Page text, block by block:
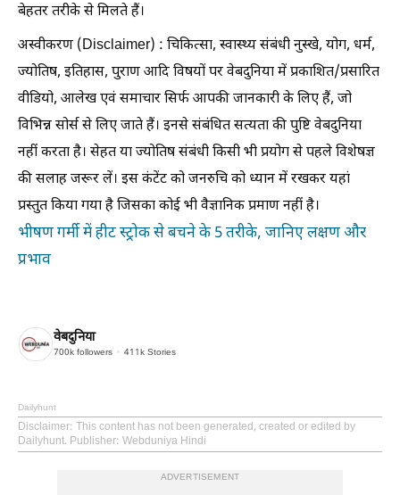
बेहतर तरीके से मिलते हैं।
अस्वीकरण (Disclaimer) : चिकित्सा, स्वास्थ्य संबंधी नुस्खे, योग, धर्म,
ज्योतिष, इतिहास, पुराण आदि विषयों पर वेबदुनिया में प्रकाशित/प्रसारित
वीडियो, आलेख एवं समाचार सिर्फ आपकी जानकारी के लिए हैं, जो
विभिन्न सोर्स से लिए जाते हैं। इनसे संबंधित सत्यता की पुष्टि वेबदुनिया
नहीं करता है। सेहत या ज्योतिष संबंधी किसी भी प्रयोग से पहले विशेषज्ञ
की सलाह जरूर लें। इस कंटेंट को जनरुचि को ध्यान में रखकर यहां
प्रस्तुत किया गया है जिसका कोई भी वैज्ञानिक प्रमाण नहीं है।
भीषण गर्मी में हीट स्ट्रोक से बचने के 5 तरीके, जानिए लक्षण और
प्रभाव
वेबदुनिया
700k followers 411k Stories
Dailyhunt
Disclaimer: This content has not been generated, created or edited by
Dailyhunt. Publisher: Webduniya Hindi
ADVERTISEMENT